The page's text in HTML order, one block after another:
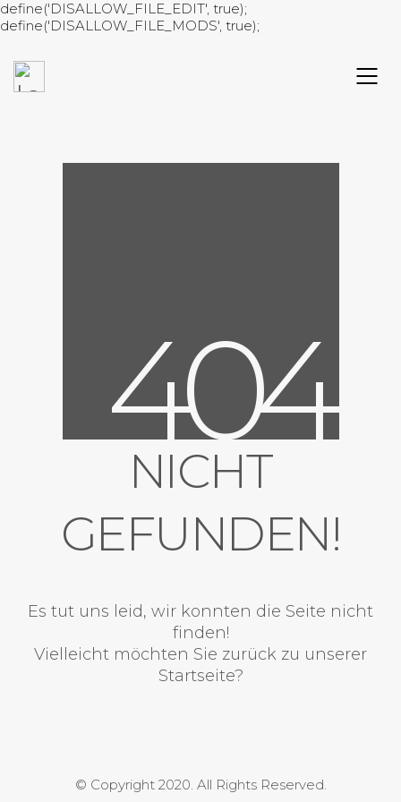
define('DISALLOW_FILE_EDIT', true);
define('DISALLOW_FILE_MODS', true);
404
NICHT
GEFUNDEN!
Es tut uns leid, wir konnten die Seite nicht
finden!
Vielleicht möchten Sie zurück zu unserer
Startseite?
© Copyright 2020. All Rights Reserved.